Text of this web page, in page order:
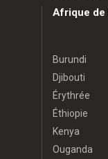
Afrique de
Burundi
Djibouti
Érythrée
Éthiopie
Kenya
Ouganda